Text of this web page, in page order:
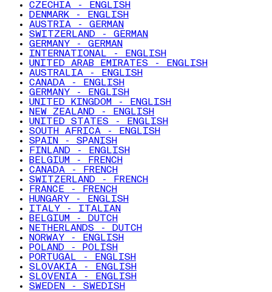
CZECHIA - ENGLISH
DENMARK - ENGLISH
AUSTRIA - GERMAN
SWITZERLAND - GERMAN
GERMANY - GERMAN
INTERNATIONAL - ENGLISH
UNITED ARAB EMIRATES - ENGLISH
AUSTRALIA - ENGLISH
CANADA - ENGLISH
GERMANY - ENGLISH
UNITED KINGDOM - ENGLISH
NEW ZEALAND - ENGLISH
UNITED STATES - ENGLISH
SOUTH AFRICA - ENGLISH
SPAIN - SPANISH
FINLAND - ENGLISH
BELGIUM - FRENCH
CANADA - FRENCH
SWITZERLAND - FRENCH
FRANCE - FRENCH
HUNGARY - ENGLISH
ITALY - ITALIAN
BELGIUM - DUTCH
NETHERLANDS - DUTCH
NORWAY - ENGLISH
POLAND - POLISH
PORTUGAL - ENGLISH
SLOVAKIA - ENGLISH
SLOVENIA - ENGLISH
SWEDEN - SWEDISH